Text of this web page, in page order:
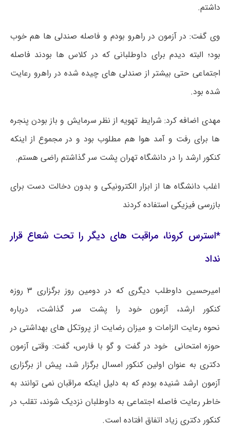
داشتم.
وی گفت: در آزمون در راهرو بودم و فاصله صندلی ها هم خوب
بود؛ البته دیدم برای داوطلبانی که در کلاس ها بودند فاصله
اجتماعی حتی بیشتر از صندلی های چیده شده در راهرو رعایت
شده بود.
مهدی اضافه کرد: شرایط تهویه از نظر سرمایش و باز بودن پنجره
ها برای رفت و آمد هوا هم مطلوب بود و در مجموع از اینکه
کنکور ارشد را در دانشگاه تهران پشت سر گذاشتم راضی هستم.
اغلب دانشگاه ها از ابزار الکترونیکی و بدون دخالت دست برای
بازرسی فیزیکی استفاده کردند
*استرس کرونا، مراقبت های دیگر را تحت شعاع قرار
نداد
امیرحسین
داوطلب دیگری که در دومین روز برگزاری ۳ روزه
کنکور ارشد، آزمون خود را پشت سر گذاشت، درباره
نحوه رعایت الزامات و میزان رضایت از پروتکل ‌های بهداشتی در
حوزه امتحانی خود در گفت و گو با فارس، گفت: وقتی آزمون
دکتری به عنوان اولین کنکور امسال برگزار شد، پیش از برگزاری
آزمون ارشد شنیده بودم که به دلیل اینکهمراقبان نمی توانند به
خاطر رعایت فاصله اجتماعی به داوطلبان نزدیک شوند، تقلب در
کنکور دکتری زیاد اتفاق افتاده است.